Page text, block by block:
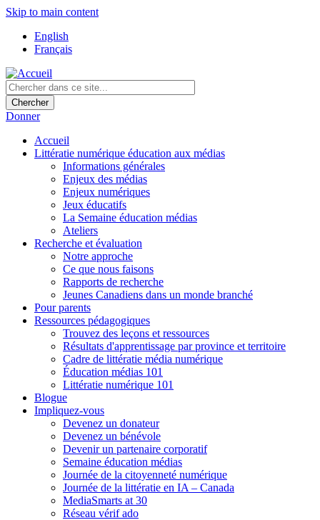
Skip to main content
English
Français
Donner
Accueil
Littératie numérique éducation aux médias
Informations générales
Enjeux des médias
Enjeux numériques
Jeux éducatifs
La Semaine éducation médias
Ateliers
Recherche et évaluation
Notre approche
Ce que nous faisons
Rapports de recherche
Jeunes Canadiens dans un monde branché
Pour parents
Ressources pédagogiques
Trouvez des leçons et ressources
Résultats d'apprentissage par province et territoire
Cadre de littératie média numérique
Éducation médias 101
Littératie numérique 101
Blogue
Impliquez-vous
Devenez un donateur
Devenez un bénévole
Devenir un partenaire corporatif
Semaine éducation médias
Journée de la citoyenneté numérique
Journée de la littératie en IA – Canada
MediaSmarts at 30
Réseau vérif ado